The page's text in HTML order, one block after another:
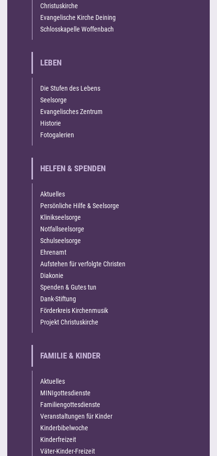
Christuskirche
Evangelische Kirche Deining
Schlosskapelle Woffenbach
LEBEN
Die Stufen des Lebens
Seelsorge
Evangelisches Zentrum
Historie
Fotogalerien
HELFEN & SPENDEN
Aktuelles
Persönliche Hilfe & Seelsorge
Klinikseelsorge
Notfallseelsorge
Schulseelsorge
Ehrenamt
Aufstehen für verfolgte Christen
Diakonie
Spenden & Gutes tun
Dank-Stiftung
Förderkreis Kirchenmusik
Projekt Christuskirche
FAMILIE & KINDER
Aktuelles
MINIgottesdienste
Familiengottesdienste
Veranstaltungen für Kinder
Kinderbibelwoche
Kinderfreizeit
Väter-Kinder-Freizeit